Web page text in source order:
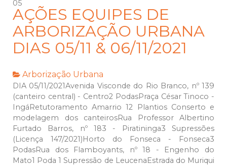
05
AÇÕES EQUIPES DE
ARBORIZAÇÃO URBANA
DIAS 05/11 & 06/11/2021
Arborização Urbana
DIA 05/11/2021Avenida Visconde do Rio Branco, nº 139
(canteiro central) - Centro2 PodasPraça César Tinoco -
IngáRetutoramento Amarrio 12 Plantios Conserto e
modelagem dos canteirosRua Professor Albertino
Furtado Barros, nº 183 - Piratininga3 Supressões
(Licença 147/2021)Horto do Fonseca - Fonseca3
PodasRua dos Flamboyants, nº 18 - Engenho do
Mato1 Poda 1 Supressão de LeucenaEstrada do Muriqui